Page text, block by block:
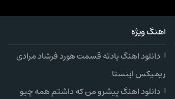
اهنگ ویژه
دانلود اهنگ یادته قسمت هورد فرشاد مرادی
ریمیکس اینستا
دانلود اهنگ پیشرو من که داشتم همه چیو